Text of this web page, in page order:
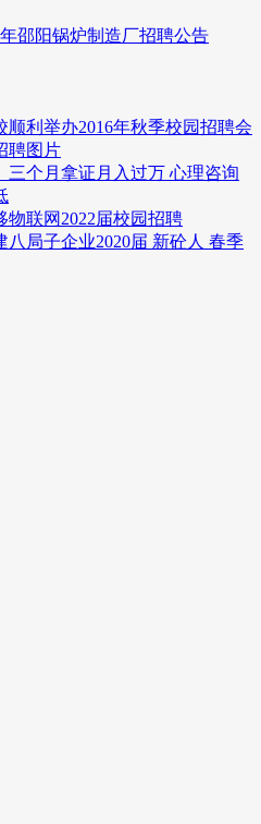
邵阳锅炉制造厂招聘公告
顺利举办2016年秋季校园招聘会
聘图片
三个月拿证月入过万 心理咨询
物联网2022届校园招聘
八局子企业2020届 新砼人 春季